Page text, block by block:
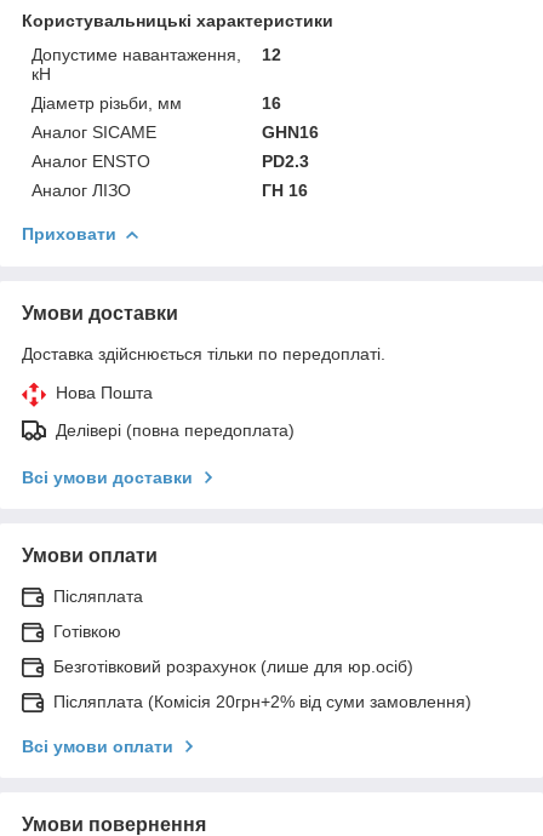
Користувальницькі характеристики
Допустиме навантаження,
кН
12
Діаметр різьби, мм
16
Аналог SICAME
GHN16
Аналог ENSTO
PD2.3
Аналог ЛІЗО
ГН 16
Приховати
Умови доставки
Доставка здійснюється тільки по передоплаті.
Нова Пошта
Делівері (повна передоплата)
Всі умови доставки
Умови оплати
Післяплата
Готівкою
Безготівковий розрахунок (лише для юр.осіб)
Післяплата (Комісія 20грн+2% від суми замовлення)
Всі умови оплати
Умови повернення